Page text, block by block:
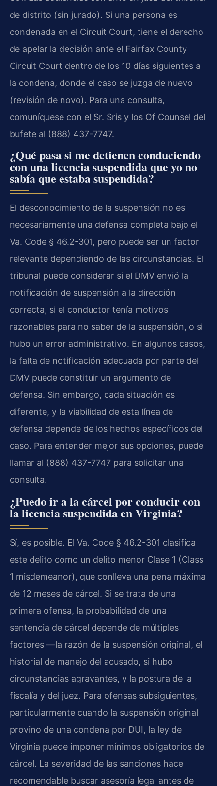
de distrito (sin jurado). Si una persona es
condenada en el Circuit Court, tiene el derecho
de apelar la decisión ante el Fairfax County
Circuit Court dentro de los 10 días siguientes a
la condena, donde el caso se juzga de nuevo
(revisión de novo). Para una consulta,
comuníquese con el Sr. Sris y los Of Counsel del
bufete al (888) 437-7747.
¿Qué pasa si me detienen conduciendo
con una licencia suspendida que yo no
sabía que estaba suspendida?
El desconocimiento de la suspensión no es
necesariamente una defensa completa bajo el
Va. Code § 46.2-301, pero puede ser un factor
relevante dependiendo de las circunstancias. El
tribunal puede considerar si el DMV envió la
notificación de suspensión a la dirección
correcta, si el conductor tenía motivos
razonables para no saber de la suspensión, o si
hubo un error administrativo. En algunos casos,
la falta de notificación adecuada por parte del
DMV puede constituir un argumento de
defensa. Sin embargo, cada situación es
diferente, y la viabilidad de esta línea de
defensa depende de los hechos específicos del
caso. Para entender mejor sus opciones, puede
llamar al (888) 437-7747 para solicitar una
consulta.
¿Puedo ir a la cárcel por conducir con
la licencia suspendida en Virginia?
Sí, es posible. El Va. Code § 46.2-301 clasifica
este delito como un delito menor Clase 1 (Class
1 misdemeanor), que conlleva una pena máxima
de 12 meses de cárcel. Si se trata de una
primera ofensa, la probabilidad de una
sentencia de cárcel depende de múltiples
factores —la razón de la suspensión original, el
historial de manejo del acusado, si hubo
circunstancias agravantes, y la postura de la
fiscalía y del juez. Para ofensas subsiguientes,
particularmente cuando la suspensión original
provino de una condena por DUI, la ley de
Virginia puede imponer mínimos obligatorios de
cárcel. La severidad de las sanciones hace
recomendable buscar asesoría legal antes de